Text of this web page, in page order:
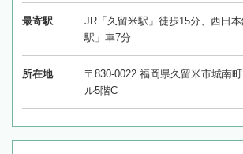
最寄駅
JR「久留米駅」徒歩15分、西日
駅」車7分
所在地
〒830-0022 福岡県久留米市城南
ル5階C